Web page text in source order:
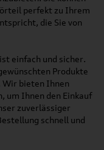
perfekt zu Ihrem
die Sie von
einfach und sicher.
Produkte
Wir bieten Ihnen
um Ihnen den Einkauf
zuverlässiger
schnell und